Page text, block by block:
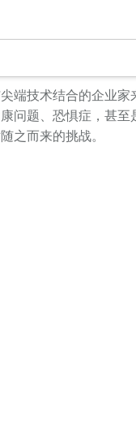
端技术结合的企业家
问题、恐惧症，甚
之而来的挑战。